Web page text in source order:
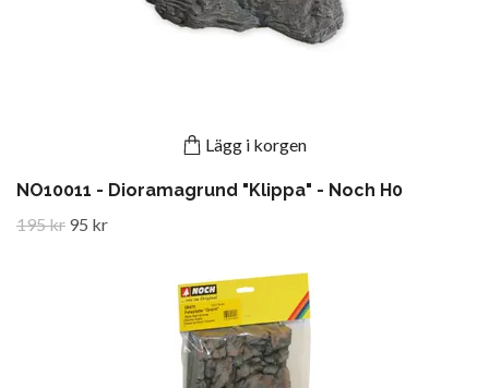
Lägg i korgen
NO10011 - Dioramagrund "Klippa" - Noch H0
195 kr 95 kr